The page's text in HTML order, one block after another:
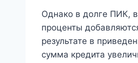
Однако в долге ПИК,
проценты
результате в
сумма кредита